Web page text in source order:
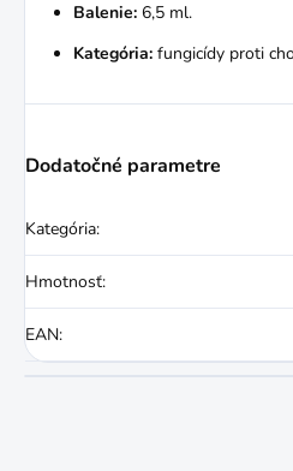
Balenie: 6,5 ml.
Kategória: fungicídy proti
Dodatočné parametre
Kategória:
Hmotnosť:
EAN: